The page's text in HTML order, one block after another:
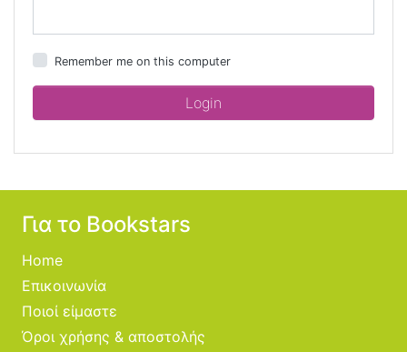
Remember me on this computer
Για το Bookstars
Home
Επικοινωνία
Ποιοί είμαστε
Όροι χρήσης & αποστολής